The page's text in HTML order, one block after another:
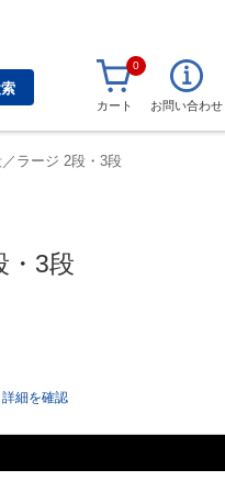
0
カート お問い合わせ
ラージ 2段・3段
・3段
詳細を確認